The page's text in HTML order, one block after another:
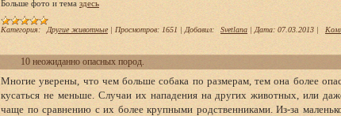
Больше фото и тема здесь
Категория: Другие животные | Просмотров: 1651 | Добавил: Svetlana | Дата: 07.03.2013 |
10 неожиданно опасных пород.
Многие уверены, что чем больше собака по размерам, тем она более
кусаться не меньше. Случаи их нападения на других животных, или
чаще по сравнению с их более крупными родственниками. Из-за